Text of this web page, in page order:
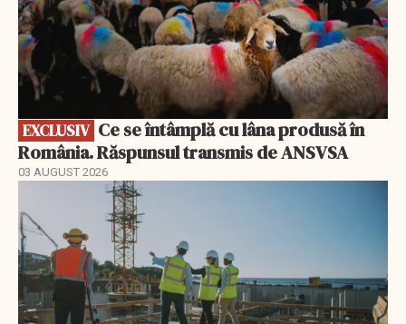
EXCLUSIV
România. Răspunsul transmis de ANSVSA
03 AUGUST 2026